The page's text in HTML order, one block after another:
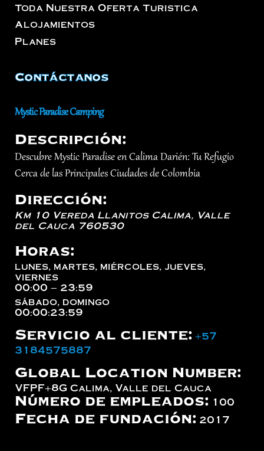
Toda Nuestra Oferta Turistica
Alojamientos
Planes
Contáctanos
Mystic Paradise Camping
Descripción:
Descubre Mystic Paradise en Calima Darién: Tu Refugio
Cerca de las Principales Ciudades de Colombia
Dirección:
Km 10 Vereda Llanitos Calima, Valle
del Cauca 760530
Horas:
lunes, martes, miércoles, jueves,
viernes
00:00 – 23:59
sábado, domingo
00:00:23:59
Servicio al cliente: +57
3184575887
Global Location Number:
VFPF+8G Calima, Valle del Cauca
Número de empleados: 100
Fecha de fundación: 2017